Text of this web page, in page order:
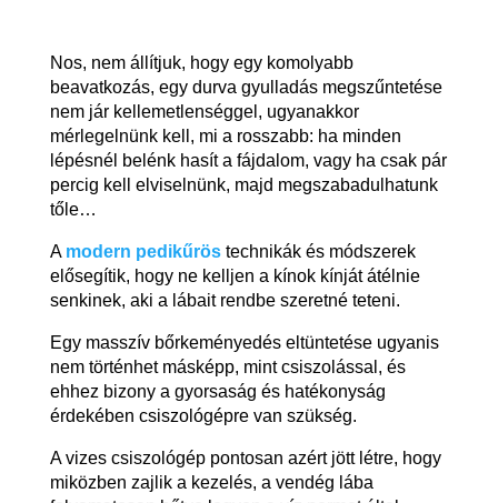
Nos, nem állítjuk, hogy egy komolyabb
beavatkozás, egy durva gyulladás megszűntetése
nem jár kellemetlenséggel, ugyanakkor
mérlegelnünk kell, mi a rosszabb: ha minden
lépésnél belénk hasít a fájdalom, vagy ha csak pár
percig kell elviselnünk, majd megszabadulhatunk
tőle…
A modern pedikűröstechnikák és módszerek
elősegítik, hogy ne kelljen a kínok kínját átélnie
senkinek, aki a lábait rendbe szeretné teteni.
Egy masszív bőrkeményedés eltüntetése ugyanis
nem történhet másképp, mint csiszolással, és
ehhez bizony a gyorsaság és hatékonyság
érdekében csiszológépre van szükség.
A vizes csiszológép pontosan azért jött létre, hogy
miközben zajlik a kezelés, a vendég lába